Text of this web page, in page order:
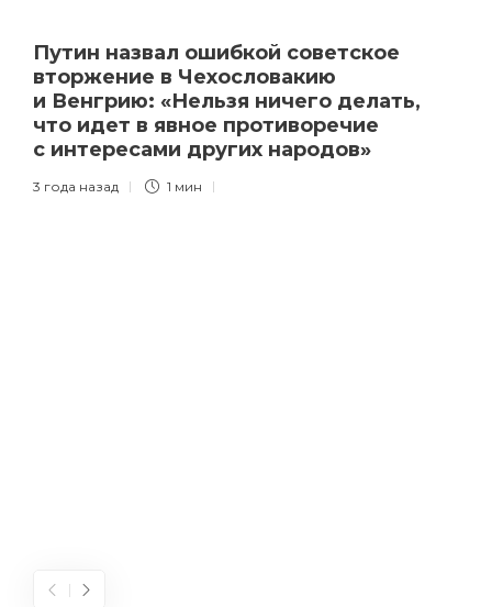
Путин назвал ошибкой советское
вторжение в Чехословакию
и Венгрию: «Нельзя ничего делать,
что идет в явное противоречие
с интересами других народов»
3 года назад 1 мин